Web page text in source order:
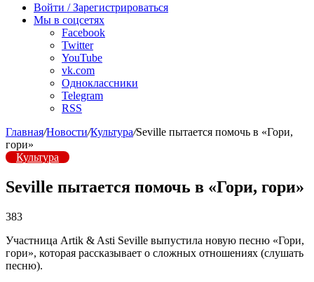
радио
Войти / Зарегистрироваться
Мы в соцсетях
Facebook
Twitter
YouTube
vk.com
Одноклассники
Telegram
RSS
Главная/Новости/Культура/Seville пытается помочь в «Гори,
гори»
Культура
Seville пытается помочь в «Гори, гори»
383
Участница Artik & Asti Seville выпустила новую песню «Гори,
гори», которая рассказывает о сложных отношениях (слушать
песню).